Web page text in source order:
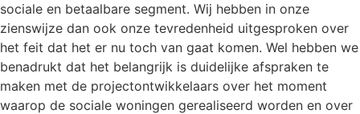
sociale en betaalbare segment. Wij hebben in onze
zienswijze dan ook onze tevredenheid uitgesproken over
het feit dat het er nu toch van gaat komen. Wel hebben we
benadrukt dat het belangrijk is duidelijke afspraken te
maken met de projectontwikkelaars over het moment
waarop de sociale woningen gerealiseerd worden en over